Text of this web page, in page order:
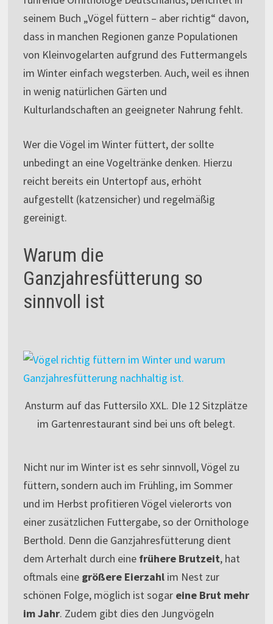
seinem Buch „Vögel füttern – aber richtig“ davon,
dass in manchen Regionen ganze Populationen
von Kleinvogelarten aufgrund des Futtermangels
im Winter einfach wegsterben. Auch, weil es ihnen
in wenig natürlichen Gärten und
Kulturlandschaften an geeigneter Nahrung fehlt.
Wer die Vögel im Winter füttert, der sollte
unbedingt an eine Vogeltränke denken. Hierzu
reicht bereits ein Untertopf aus, erhöht
aufgestellt (katzensicher) und regelmäßig
gereinigt.
Warum die
Ganzjahresfütterung so
sinnvoll ist
Ansturm auf das Futtersilo XXL. DIe 12 Sitzplätze
im Gartenrestaurant sind bei uns oft belegt.
Nicht nur im Winter ist es sehr sinnvoll, Vögel zu
füttern, sondern auch im Frühling, im Sommer
und im Herbst profitieren Vögel vielerorts von
einer zusätzlichen Futtergabe, so der Ornithologe
Berthold. Denn die Ganzjahresfütterung dient
dem Arterhalt durch eine frühere Brutzeit, hat
oftmals eine größere Eierzahlim Nest zur
schönen Folge, möglich ist sogar eine Brut mehr
im Jahr. Zudem gibt dies den Jungvögeln